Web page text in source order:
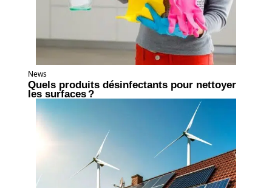
News
Quels produits désinfectants pour nettoyer
les surfaces ?